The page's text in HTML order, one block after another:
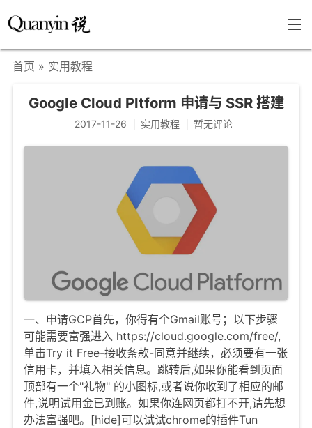
文章分类
学海泛舟
精华荟萃
福利共享
其他页面
关于
只言片语
文章归档
谷歌站内搜索
留言板
友情链接
首页 » 实用教程
Google Cloud Pltform 申请与 SSR 搭建
2017-11-26 实用教程 暂无评论
一、申请GCP首先，你得有个Gmail账号；以下步骤
可能需要富强进入 https://cloud.google.com/free/,
单击Try it Free-接收条款-同意并继续，必须要有一张
信用卡，并填入相关信息。跳转后,如果你能看到页面
顶部有一个"礼物" 的小图标,或者说你收到了相应的邮
件,说明试用金已到账。如果你连网页都打不开,请先想
办法富强吧。[hide]可以试试chrome的插件Tun